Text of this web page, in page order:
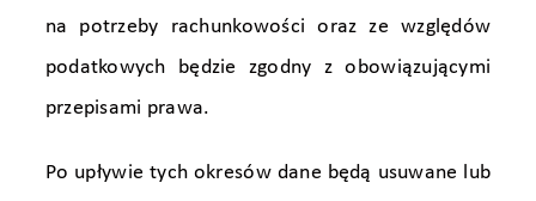
na potrzeby rachunkowości oraz ze względów
podatkowych będzie zgodny z obowiązującymi
przepisami prawa.
Po upływie tych okresów dane będą usuwane lub